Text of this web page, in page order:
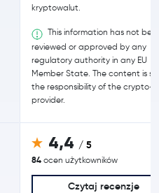
kryptowalut.
This information has not
reviewed or approved by any
regulatory authority in any EU
Member State. The content is
the responsibility of the crypto-
provider.
4,4 / 5
84 ocen użytkowników
Czytaj recenzje